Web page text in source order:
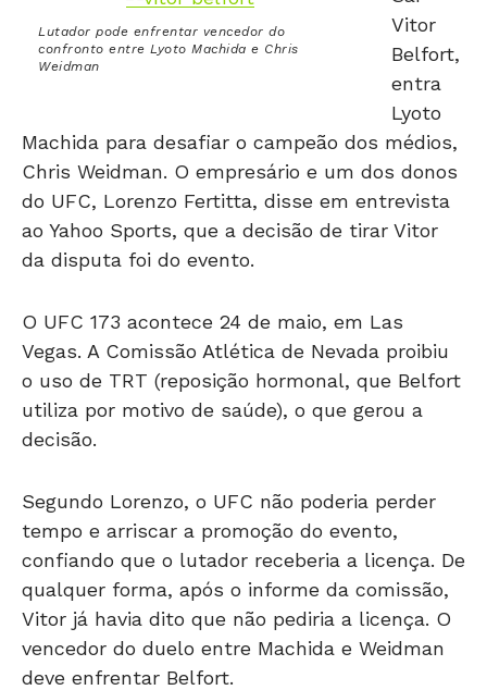
Weidman
Belfort,
entra
Lyoto
Machida para desafiar o campeão dos médios,
Chris Weidman. O empresário e um dos donos
do UFC, Lorenzo Fertitta, disse em entrevista
ao Yahoo Sports, que a decisão de tirar Vitor
da disputa foi do evento.
Vegas. A Comissão Atlética de Nevada proibiu
o uso de TRT (reposição hormonal, que Belfort
utiliza por motivo de saúde), o que gerou a
decisão.
tempo e arriscar a promoção do evento,
confiando que o lutador receberia a licença. De
qualquer forma, após o informe da comissão,
Vitor já havia dito que não pediria a licença. O
vencedor do duelo entre Machida e Weidman
deve enfrentar Belfort.